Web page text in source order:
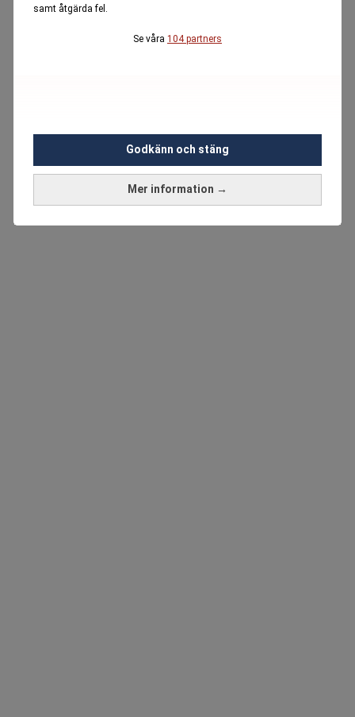
samt åtgärda fel.
Se våra 104 partners
Mer information →
Godkänn och stäng